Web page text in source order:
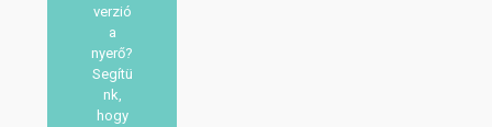
verzió
a
nyerő?
Segítü
nk,
hogy